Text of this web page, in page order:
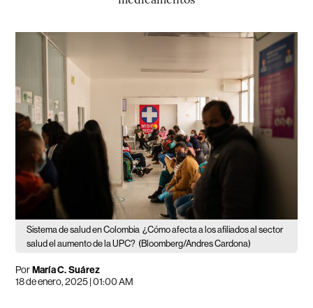
Sistema de salud en Colombia ¿Cómo afecta a los afiliados al sector
salud el aumento de la UPC? (Bloomberg/Andres Cardona)
PorMaría C. Suárez
18 de enero, 2025 | 01:00 AM